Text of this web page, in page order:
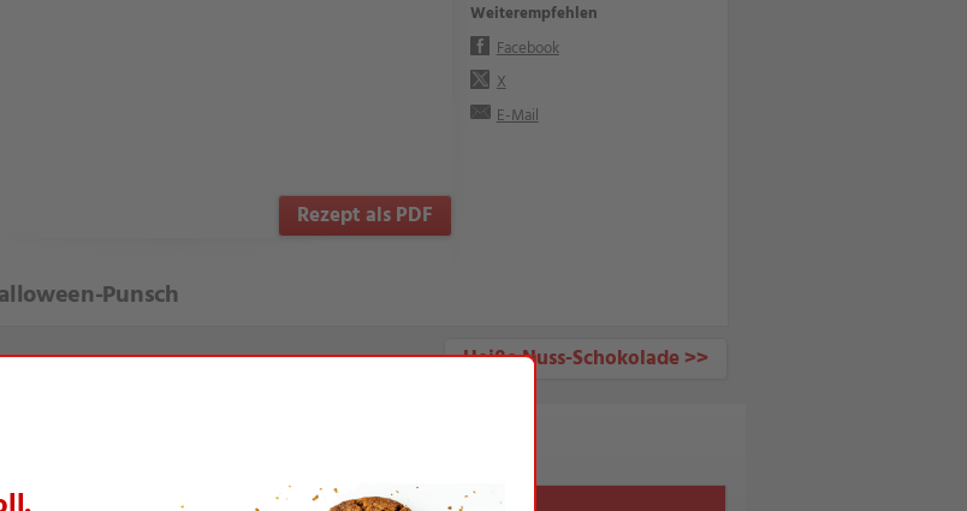
Rezept als PDF
Punsch
Weiterempfehlen
Facebook
X
E-Mail
Heiße Nuss-Schokolade >>
aus dieser Themenwelt